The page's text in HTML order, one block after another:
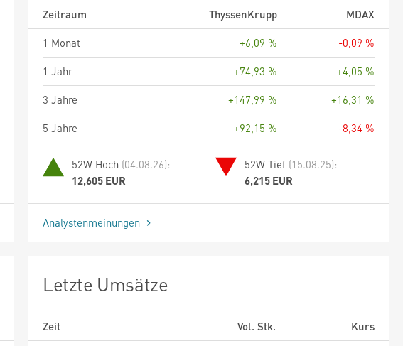
Zeitraum ThyssenKrupp
MDAX
1 Monat
+6,09 %
-0,09 %
1 Jahr
+74,93 %
+4,05 %
3 Jahre
+147,99 %
+16,31 %
5 Jahre
+92,15 % -8,34 %
52W Hoch (04.08.26):
12,605 EUR
52W Tief (15.08.25):
6,215 EUR
Analystenmeinungen
Letzte Umsätze
Zeit Vol. Stk.
Kurs